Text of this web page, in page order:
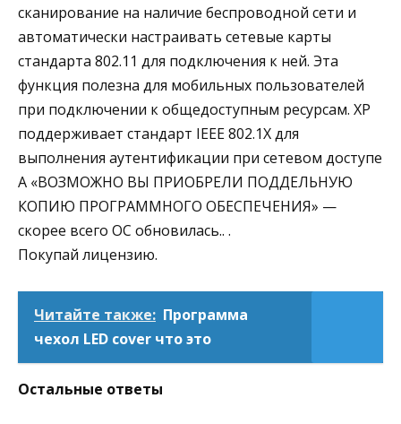
сканирование на наличие беспроводной сети и
автоматически настраивать сетевые карты
стандарта 802.11 для подключения к ней. Эта
функция полезна для мобильных пользователей
при подключении к общедоступным ресурсам. XP
поддерживает стандарт IEEE 802.1X для
выполнения аутентификации при сетевом доступе
А «ВОЗМОЖНО ВЫ ПРИОБРЕЛИ ПОДДЕЛЬНУЮ
КОПИЮ ПРОГРАММНОГО ОБЕСПЕЧЕНИЯ» —
скорее всего ОС обновилась.. .
Покупай лицензию.
Читайте также: Программа
чехол LED cover что это
Остальные ответы